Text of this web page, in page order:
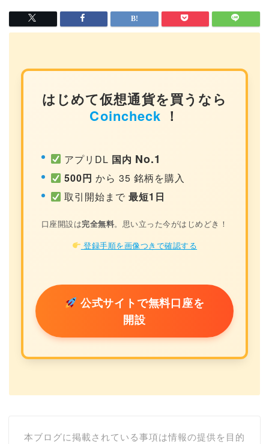
はじめて仮想通貨を買うなら
Coincheck ！
アプリDL 国内 No.1
500円 から 35 銘柄を購入
取引開始まで最短1日
口座開設は完全無料。思い立った今がはじめどき！
登録手順を画像つきで確認する
公式サイトで無料口座を
開設
本ブログに掲載されている事項は情報の提供を目的